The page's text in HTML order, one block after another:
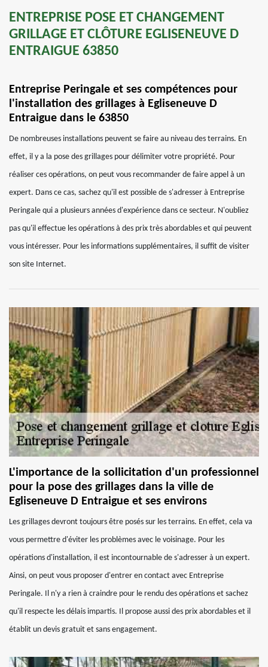
ENTREPRISE POSE ET CHANGEMENT
GRILLAGE ET CLÔTURE EGLISENEUVE D
ENTRAIGUE 63850
Entreprise Peringale et ses compétences pour
l'installation des grillages à Egliseneuve D
Entraigue dans le 63850
De nombreuses installations peuvent se faire au niveau des terrains. En
effet, il y a la pose des grillages pour délimiter votre propriété. Pour
réaliser ces opérations, on peut vous recommander de faire appel à un
expert. Dans ce cas, sachez qu'il est possible de s'adresser à Entreprise
Peringale qui a plusieurs années d'expérience dans ce secteur. N'oubliez
pas qu'il effectue les opérations à des prix très abordables et qui peuvent
vous intéresser. Pour les informations supplémentaires, il suffit de visiter
son site Internet.
L'importance de la sollicitation d'un professionnel
pour la pose des grillages dans la ville de
Egliseneuve D Entraigue et ses environs
Les grillages devront toujours être posés sur les terrains. En effet, cela va
vous permettre d'éviter les problèmes avec le voisinage. Pour les
opérations d'installation, il est incontournable de s'adresser à un expert.
Ainsi, on peut vous proposer d'entrer en contact avec Entreprise
Peringale. Il n'y a rien à craindre pour le rendu des opérations et sachez
qu'il respecte les délais impartis. Il propose aussi des prix abordables et il
établit un devis gratuit et sans engagement.